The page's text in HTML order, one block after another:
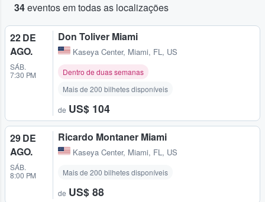
34eventos em todas as localizações
22 DE
AGO.
SÁB.
7:30 PM
Don Toliver Miami
Kaseya Center, Miami, FL, US
Dentro de duas semanas
Mais de 200 bilhetes disponíveis
de US$ 104
29 DE
AGO.
SÁB.
8:00 PM
Ricardo Montaner Miami
Kaseya Center, Miami, FL, US
Mais de 200 bilhetes disponíveis
de US$ 88